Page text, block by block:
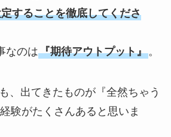
することを徹底してくださ
なのは『期待アウトプット』。
、出てきたものが『全然ちゃう
験がたくさんあると思いま